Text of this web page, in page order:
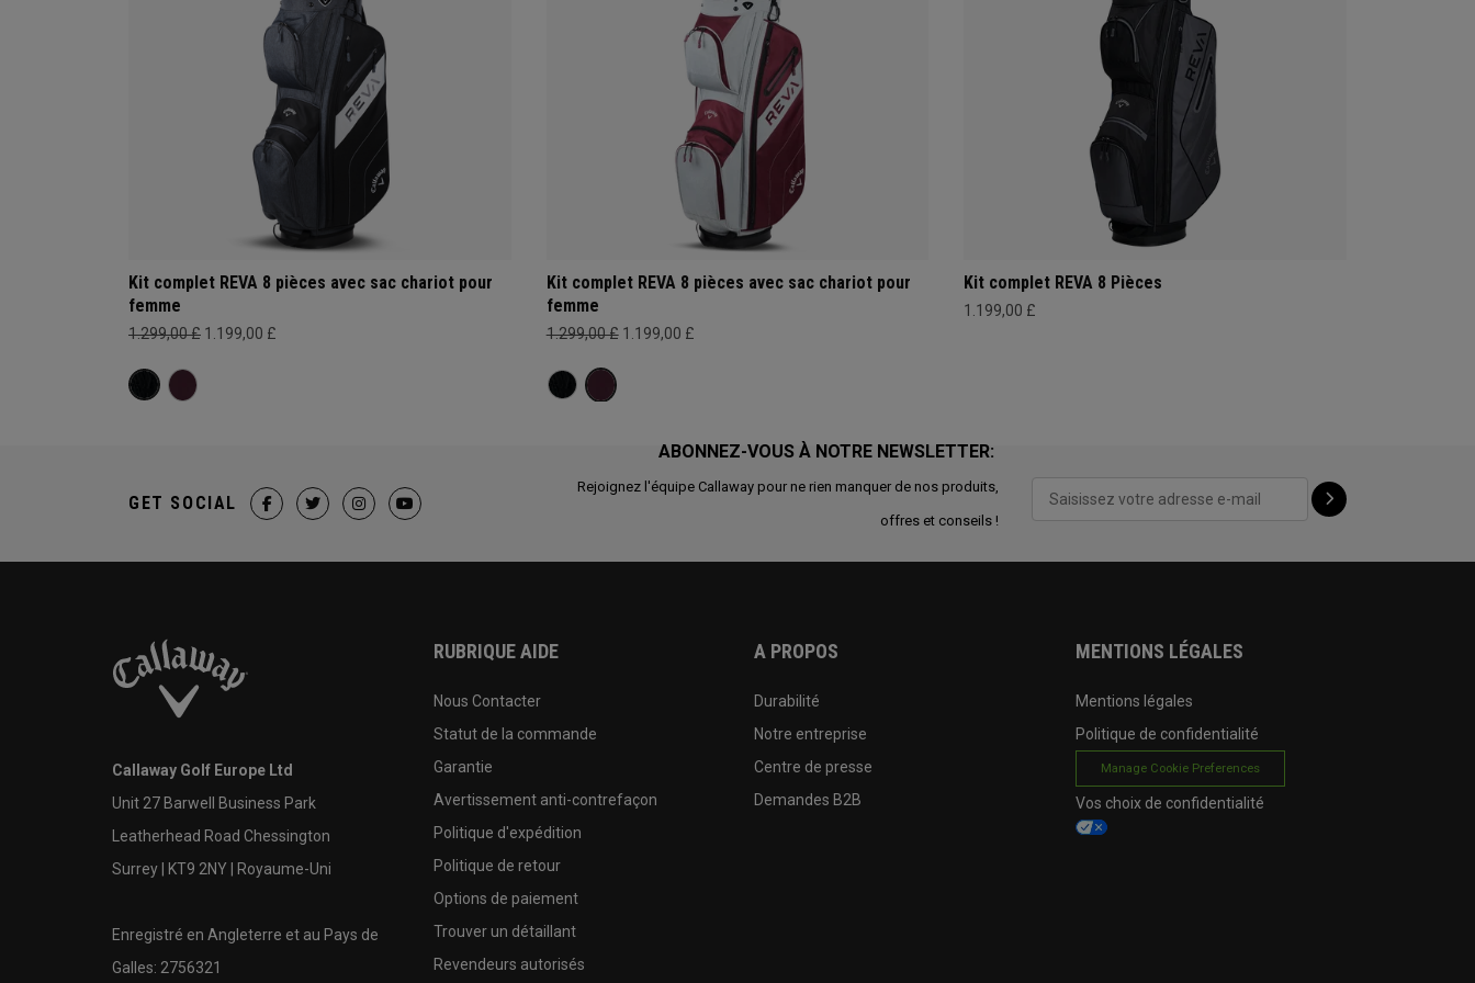
Kit complet REVA 8 pièces avec sac chariot pour
femme
1.299,00 £ 1.199,00 £
Kit complet REVA 8 pièces avec sac chariot pour
femme
1.299,00 £ 1.199,00 £
Kit complet REVA 8 Pièces
1.199,00 £
ABONNEZ-VOUS À NOTRE NEWSLETTER:
Rejoignez l'équipe Callaway pour ne rien manquer de nos produits,
offres et conseils !
GET SOCIAL
Callaway Golf Europe Ltd
Unit 27 Barwell Business Park
Leatherhead Road Chessington
Surrey | KT9 2NY | Royaume-Uni
Enregistré en Angleterre et au Pays de
Galles: 2756321
RUBRIQUE AIDE
Nous Contacter
Statut de la commande
Garantie
Avertissement anti-contrefaçon
Politique d'expédition
Politique de retour
Options de paiement
Trouver un détaillant
Revendeurs autorisés
A PROPOS
Durabilité
Notre entreprise
Centre de presse
Demandes B2B
MENTIONS LÉGALES
Mentions légales
Politique de confidentialité
Manage Cookie Preferences
Vos choix de confidentialité